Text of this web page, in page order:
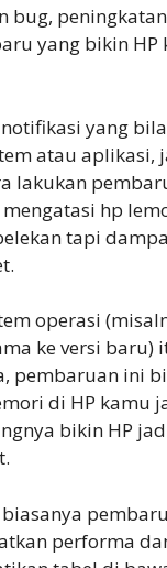
bug,
yang bikin HP
yang
atau aplikasi,
lakukan
hp
tapi
operasi
ke versi baru)
pembaruan ini
di HP kamu
bikin HP
performa